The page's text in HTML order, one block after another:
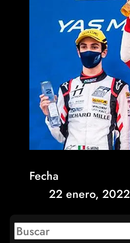
Fecha
22 enero, 2022
S